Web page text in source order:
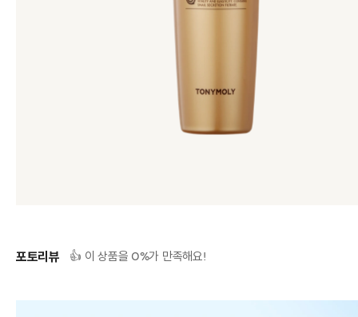
포토리뷰 👍 이 상품을 0%가 만족해요!